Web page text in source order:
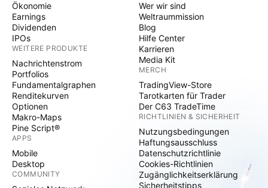
Ökonomie
Earnings
Dividenden
IPOs
WEITERE PRODUKTE
Nachrichtenstrom
Portfolios
Fundamentalgraphen
Renditekurven
Optionen
Makro-Maps
Pine Script®
APPS
Mobile
Desktop
COMMUNITY
Wer wir sind
Weltraummission
Blog
Hilfe Center
Karrieren
Media Kit
MERCH
TradingView-Store
Tarotkarten für Trader
Der C63 TradeTime
RICHTLINIEN & SICHERHEIT
Nutzungsbedingungen
Haftungsausschluss
Datenschutzrichtlinie
Cookies-Richtlinien
Zugänglichkeitserklärung
Sicherheitstipps